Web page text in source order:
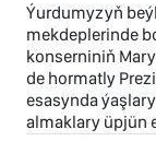
Ýurdumyzyň
mekdeplerinde
konserniniň
de hormatly
esasynda
almaklary üpjün